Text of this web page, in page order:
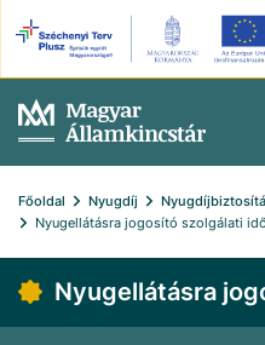
Főoldal Nyugdíj
Nyugellátásra jogosító szolgálati idő
Nyugellátásra